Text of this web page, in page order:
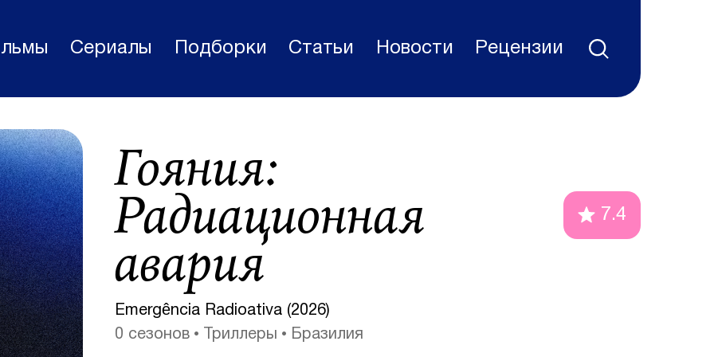
Статьи
Сериалы
Новости
Подборки
Рецензии
О нас
Авторы
Сериалы Подборки Статьи Новости Рецензии
Гояния:
Радиационная
авария
7.4
Emergência Radioativa (2026)
0 сезонов
Триллеры Бразилия